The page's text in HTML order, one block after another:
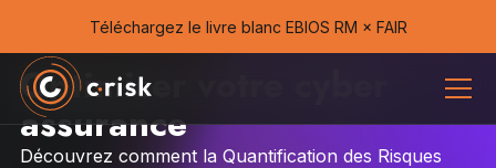
Téléchargez le livre blanc EBIOS RM × FAIR
Optimiser votre cyber
assurance
Découvrez comment la Quantification des Risques